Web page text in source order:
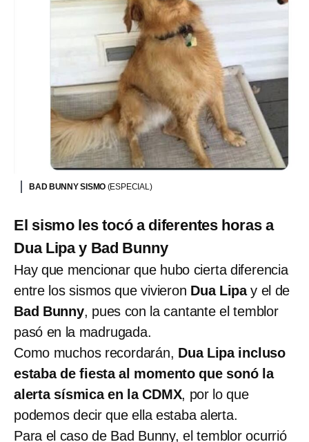
BAD BUNNY SISMO (ESPECIAL)
El sismo les tocó a diferentes horas a
Dua Lipa y Bad Bunny
Hay que mencionar que hubo cierta diferencia
entre los sismos que vivieron Dua Lipay el de
Bad Bunny, pues con la cantante el temblor
pasó en la madrugada.
Como muchos recordarán, Dua Lipa incluso
estaba de fiesta al momento que sonó la
alerta sísmica en la CDMX, por lo que
podemos decir que ella estaba alerta.
Para el caso de Bad Bunny, el temblor ocurrió